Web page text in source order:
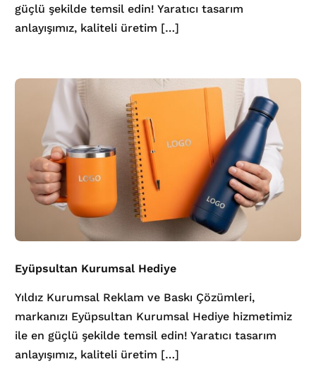
güçlü şekilde temsil edin! Yaratıcı tasarım
anlayışımız, kaliteli üretim […]
Eyüpsultan Kurumsal Hediye
Yıldız Kurumsal Reklam ve Baskı Çözümleri,
markanızı Eyüpsultan Kurumsal Hediye hizmetimiz
ile en güçlü şekilde temsil edin! Yaratıcı tasarım
anlayışımız, kaliteli üretim […]